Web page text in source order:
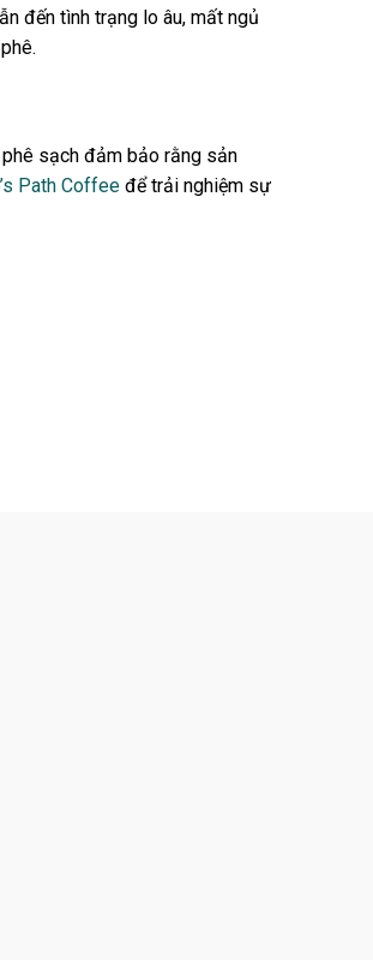
đến tình trạng lo âu, mất ngủ
sạch đảm bảo rằng sản
Path Coffee để trải nghiệm sự